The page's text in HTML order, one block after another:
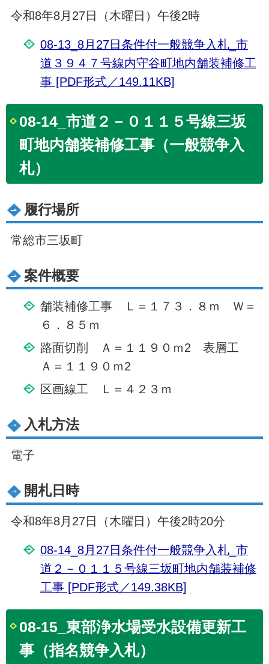
令和8年8月27日（木曜日）午後2時
08-13_8月27日条件付一般競争入札_市
道３９４７号線内守谷町地内舗装補修工
事 [PDF形式／149.11KB]
08-14_市道２－０１１５号線三坂
町地内舗装補修工事（一般競争入
札）
履行場所
常総市三坂町
案件概要
舗装補修工事 Ｌ＝１７３．８ｍ Ｗ＝
６．８５ｍ
路面切削 Ａ＝１１９０ｍ2 表層工
Ａ＝１１９０ｍ2
区画線工 Ｌ＝４２３ｍ
入札方法
電子
開札日時
令和8年8月27日（木曜日）午後2時20分
08-14_8月27日条件付一般競争入札_市
道２－０１１５号線三坂町地内舗装補修
工事 [PDF形式／149.38KB]
08-15_東部浄水場受水設備更新工
事（指名競争入札）